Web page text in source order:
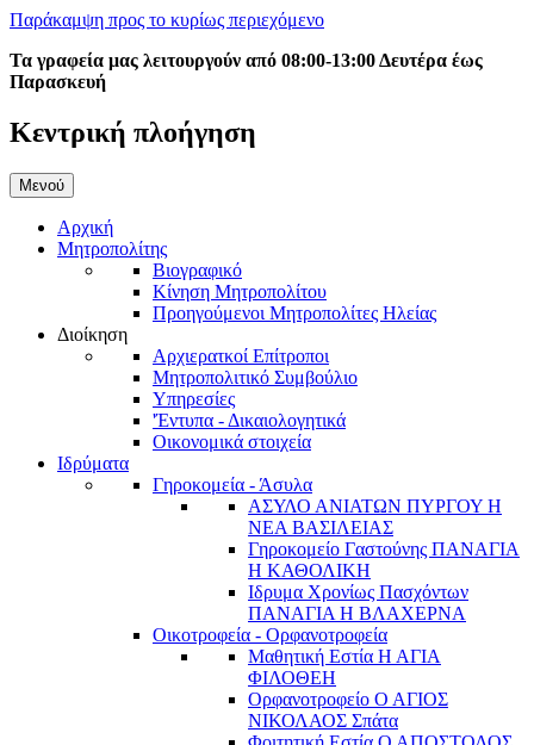
Παράκαμψη προς το κυρίως περιεχόμενο
Τα γραφεία μας λειτουργούν από 08:00-13:00 Δευτέρα έως
Παρασκευή
Κεντρική πλοήγηση
Μενού
Αρχική
Μητροπολίτης
Βιογραφικό
Κίνηση Μητροπολίτου
Προηγούμενοι Μητροπολίτες Ηλείας
Διοίκηση
Αρχιερατκοί Επίτροποι
Μητροπολιτικό Συμβούλιο
Υπηρεσίες
'Έντυπα - Δικαιολογητικά
Οικονομικά στοιχεία
Ιδρύματα
Γηροκομεία - Άσυλα
ΑΣΥΛΟ ΑΝΙΑΤΩΝ ΠΥΡΓΟΥ Η
ΝΕΑ ΒΑΣΙΛΕΙΑΣ
Γηροκομείο Γαστούνης ΠΑΝΑΓΙΑ
Η ΚΑΘΟΛΙΚΗ
Ιδρυμα Χρονίως Πασχόντων
ΠΑΝΑΓΙΑ Η ΒΛΑΧΕΡΝΑ
Οικοτροφεία - Ορφανοτροφεία
Μαθητική Εστία Η ΑΓΙΑ
ΦΙΛΟΘΕΗ
Ορφανοτροφείο Ο ΑΓΙΟΣ
ΝΙΚΟΛΑΟΣ Σπάτα